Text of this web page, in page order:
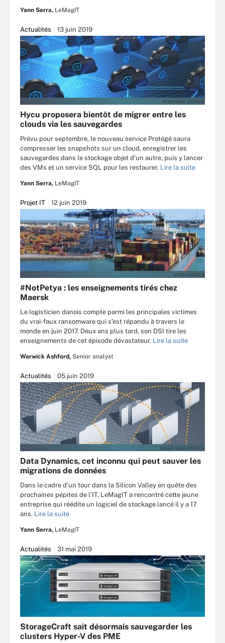
Yann Serra, LeMagIT
Actualités 13 juin 2019
KTSDESIGN - FOTOLIA
Hycu proposera bientôt de migrer entre les
clouds via les sauvegardes
Prévu pour septembre, le nouveau service Protégé saura
compresser les snapshots sur un cloud, enregistrer les
sauvegardes dans le stockage objet d’un autre, puis y lancer
des VMs et un service SQL pour les restaurer. Lire la suite
Yann Serra, LeMagIT
Projet IT 12 juin 2019
JCPJR - FOTOLIA
#NotPetya : les enseignements tirés chez
Maersk
Le logisticien danois compte parmi les principales victimes
du vrai-faux ransomware qui s’est répandu à travers le
monde en juin 2017. Deux ans plus tard, son DSI tire les
enseignements de cet épisode dévastateur. Lire la suite
Warwick Ashford, Senior analyst
Actualités 05 juin 2019
IMAGETEAM - FOTOLIA
Data Dynamics, cet inconnu qui peut sauver les
migrations de données
Dans le cadre d’un tour dans la Silicon Valley en quête des
prochaines pépites de l’IT, LeMagIT a rencontré cette jeune
entreprise qui réédite un logiciel de stockage lancé il y a 17
ans. Lire la suite
Yann Serra, LeMagIT
Actualités 31 mai 2019
StorageCraft sait désormais sauvegarder les
clusters Hyper-V des PME